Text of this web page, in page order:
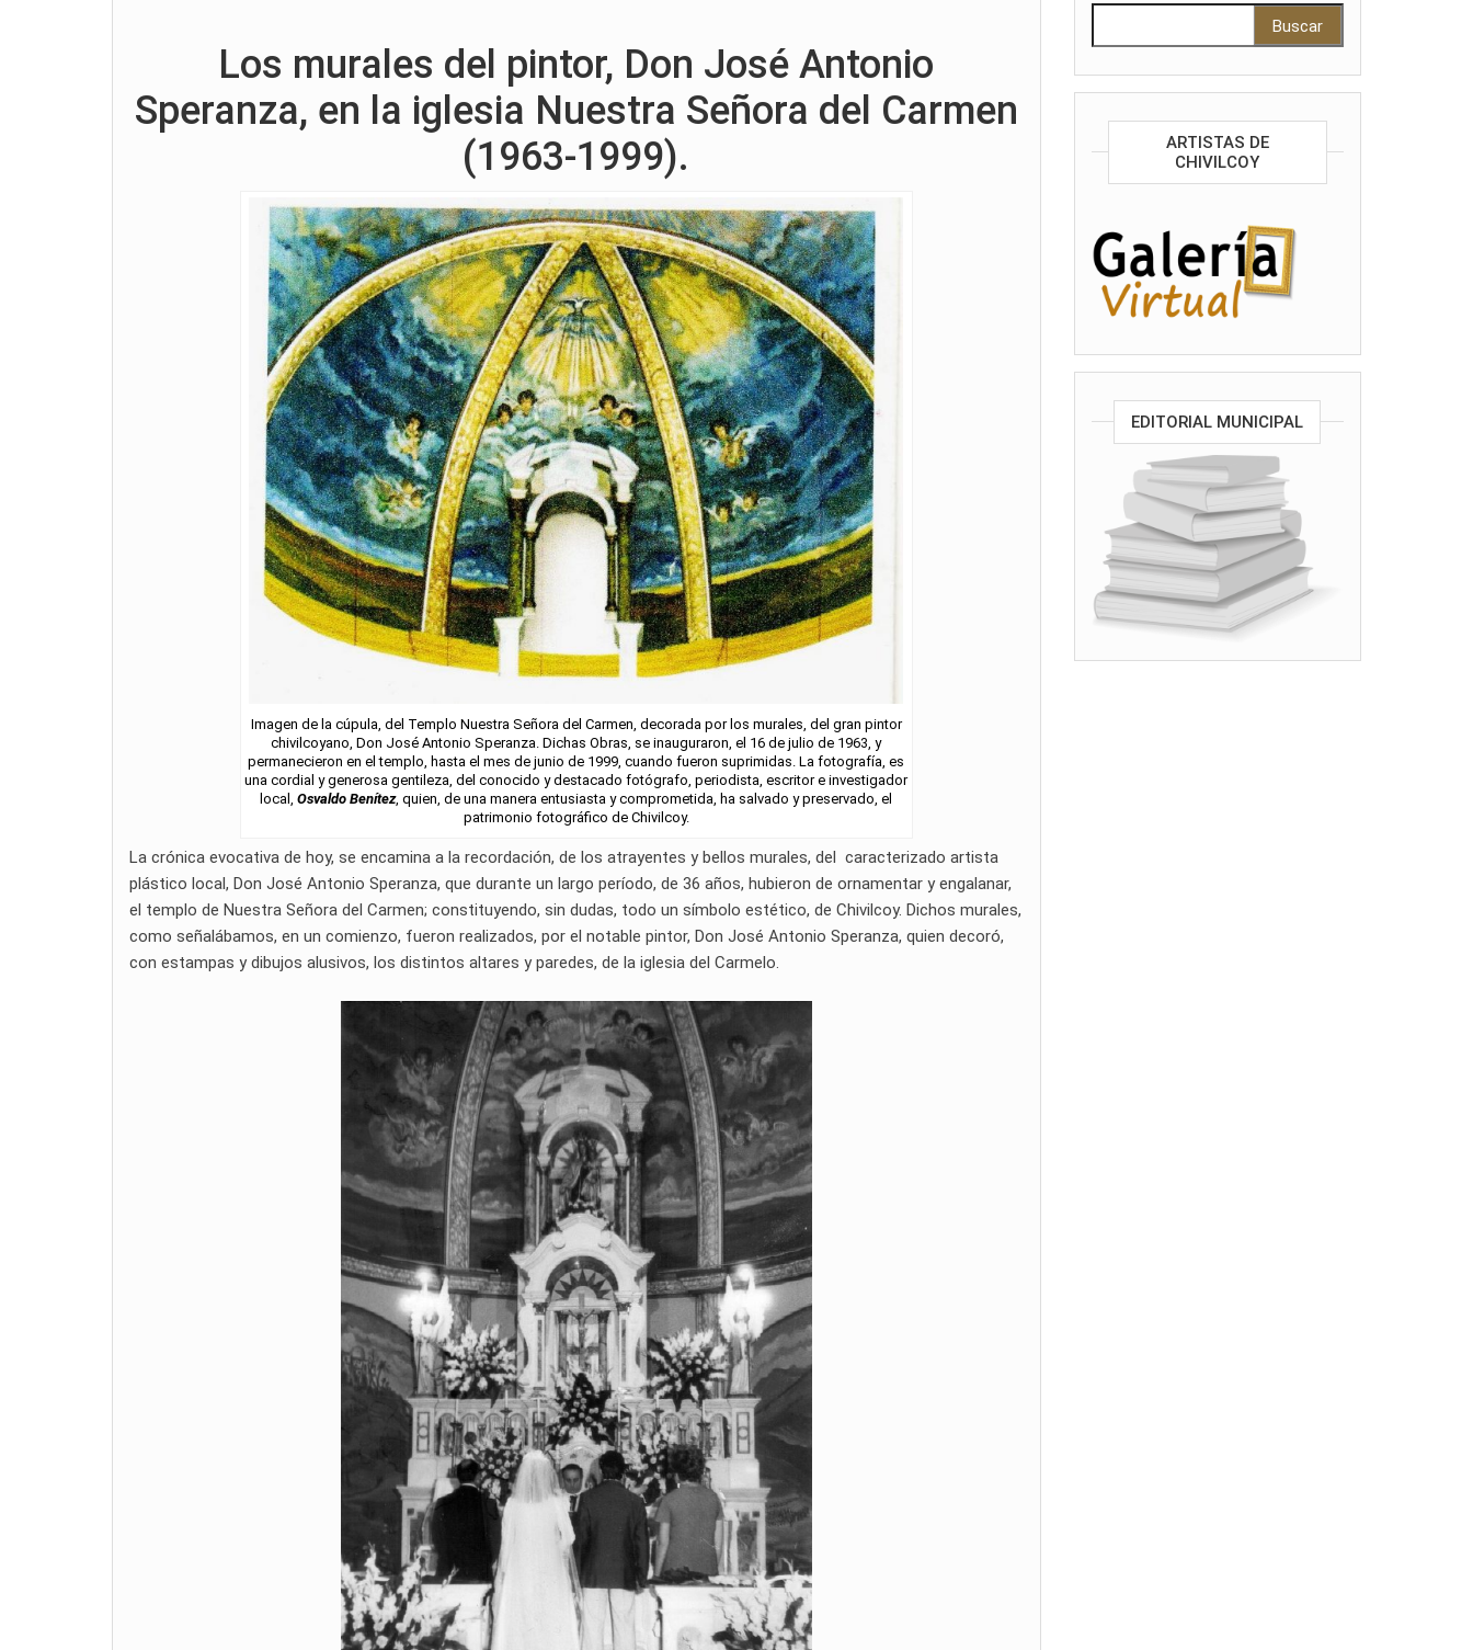
Los murales del pintor, Don José Antonio
Speranza, en la iglesia Nuestra Señora del Carmen
(1963-1999).
Imagen de la cúpula, del Templo Nuestra Señora del Carmen, decorada por los murales, del gran pintor
chivilcoyano, Don José Antonio Speranza. Dichas Obras, se inauguraron, el 16 de julio de 1963, y
permanecieron en el templo, hasta el mes de junio de 1999, cuando fueron suprimidas. La fotografía, es
una cordial y generosa gentileza, del conocido y destacado fotógrafo, periodista, escritor e investigador
local,Osvaldo Benítez, quien, de una manera entusiasta y comprometida, ha salvado y preservado, el
patrimonio fotográfico de Chivilcoy.
La crónica evocativa de hoy, se encamina a la recordación, de los atrayentes y bellos murales, del caracterizado artista
plástico local, Don José Antonio Speranza, que durante un largo período, de 36 años, hubieron de ornamentar y engalanar,
el templo de Nuestra Señora del Carmen; constituyendo, sin dudas, todo un símbolo estético, de Chivilcoy. Dichos murales,
como señalábamos, en un comienzo, fueron realizados, por el notable pintor, Don José Antonio Speranza, quien decoró,
con estampas y dibujos alusivos, los distintos altares y paredes, de la iglesia del Carmelo.
ARTISTAS DE
CHIVILCOY
EDITORIAL MUNICIPAL